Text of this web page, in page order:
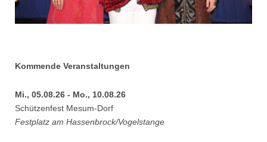
Kommende Veranstaltungen
Mi., 05.08.26 - Mo., 10.08.26
Schützenfest Mesum-Dorf
Festplatz am Hassenbrock/Vogelstange